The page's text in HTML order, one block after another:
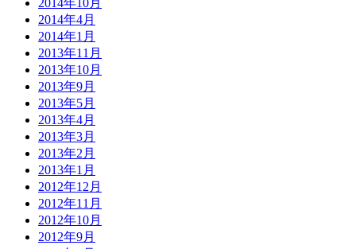
2014年10月
2014年4月
2014年1月
2013年11月
2013年10月
2013年9月
2013年5月
2013年4月
2013年3月
2013年2月
2013年1月
2012年12月
2012年11月
2012年10月
2012年9月